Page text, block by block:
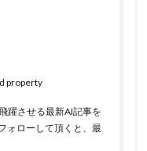
property
躍させる最新AI記事を
ォローして頂くと、最